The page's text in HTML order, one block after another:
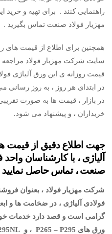
راهنمایی کنند . برای تهیه و خرید
مهزیار فولاد صنعت تماس بگیرید .
همچنین برای اطلاع از قیمت های
سایت شرکت مهزیار فولاد مراجعه
قیمت روزانه ی این ورق آلیاژی
در ابتدای هر روز ، به روز رسانی
در بازار ، قیمت ها به صورت
خریداران ، و پیشنهاد می شود.
جهت اطلاع دقیق از قیمت
آلیاژی ، با کارشناسان
صنعت ، تماس حاصل نمایید
شرکت مهزیار فولاد ، بعنوان
فولادی آلیاژی ، در ضخامت ها و
گرامی است و قصد دارد خدمات